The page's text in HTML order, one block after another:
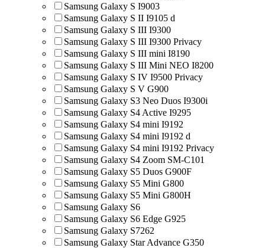
Samsung Galaxy S I9003
Samsung Galaxy S II I9105 d
Samsung Galaxy S III I9300
Samsung Galaxy S III I9300 Privacy
Samsung Galaxy S III mini I8190
Samsung Galaxy S III Mini NEO I8200
Samsung Galaxy S IV I9500 Privacy
Samsung Galaxy S V G900
Samsung Galaxy S3 Neo Duos I9300i
Samsung Galaxy S4 Active I9295
Samsung Galaxy S4 mini I9192
Samsung Galaxy S4 mini I9192 d
Samsung Galaxy S4 mini I9192 Privacy
Samsung Galaxy S4 Zoom SM-C101
Samsung Galaxy S5 Duos G900F
Samsung Galaxy S5 Mini G800
Samsung Galaxy S5 Mini G800H
Samsung Galaxy S6
Samsung Galaxy S6 Edge G925
Samsung Galaxy S7262
Samsung Galaxy Star Advance G350